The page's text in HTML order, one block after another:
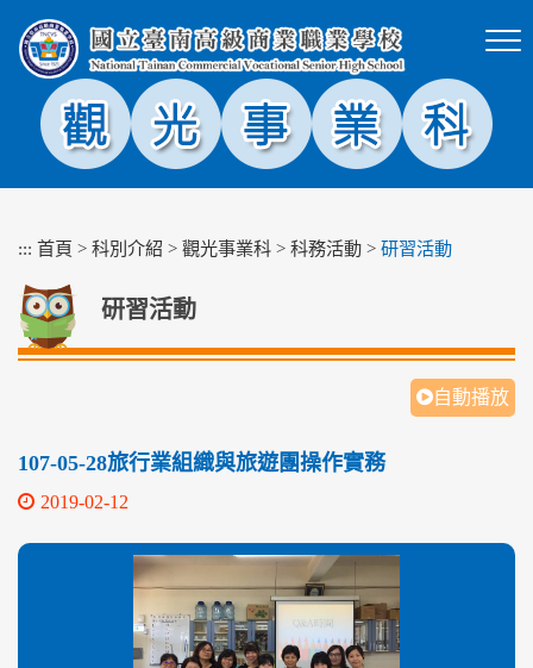
塊
::: 首頁 > 科別介紹 > 觀光事業科 > 科務活動 > 研習活動
研習活動
自動播放
107-05-28旅行業組織與旅遊團操作實務
2019-02-12